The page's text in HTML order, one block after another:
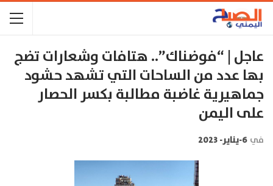
عاجل | “فوضناك”.. هتافات وشعارات تضج
بها عدد من الساحات التي تشهد حشود
جماهيرية غاضبة مطالبة بكسر الحصار
على اليمن
في 6-يناير- 2023